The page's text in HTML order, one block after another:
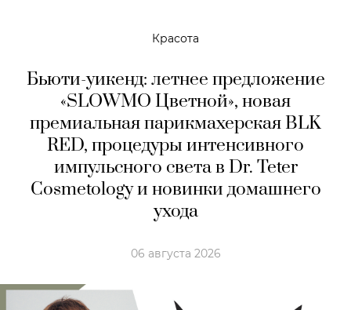
Красота
Бьюти-уикенд: летнее предложение
«SLOWMO Цветной», новая
премиальная парикмахерская BLK
RED, процедуры интенсивного
импульсного света в Dr. Teter
Cosmetology и новинки домашнего
ухода
06 августа 2026